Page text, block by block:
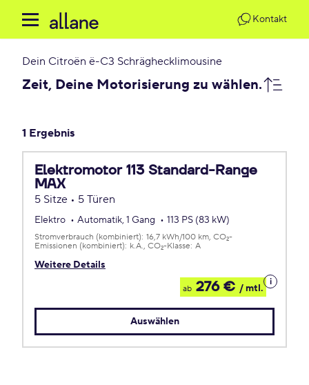
Kontakt
Dein Citroën ë-C3 Schräghecklimousine
Zeit, Deine Motorisierung zu wählen.
1 Ergebnis
Elektromotor 113 Standard-Range
MAX
5 Sitze • 5 Türen
Elektro Automatik, 1 Gang 113 PS (83 kW)
Weitere Details
Stromverbrauch (kombiniert): 16,7 kWh/100 km CO2-
Emissionen (kombiniert): k.A. CO2-Klasse: A
ab 276 € / mtl.
Details
zum
Auswählen